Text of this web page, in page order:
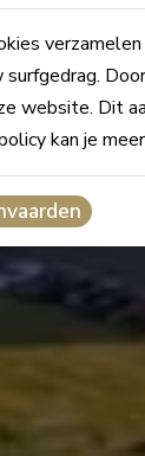
website. Dit
kan je